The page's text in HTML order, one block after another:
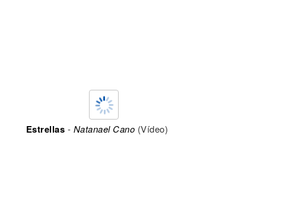
Estrellas - Natanael Cano (Vídeo)